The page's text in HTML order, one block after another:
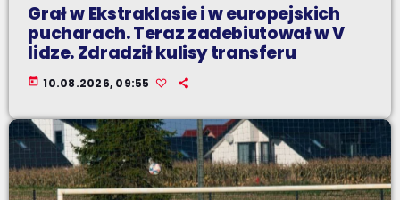
Grał w Ekstraklasie i w europejskich
pucharach. Teraz zadebiutował w V
lidze. Zdradził kulisy transferu
today 10.08.2026, 09:55